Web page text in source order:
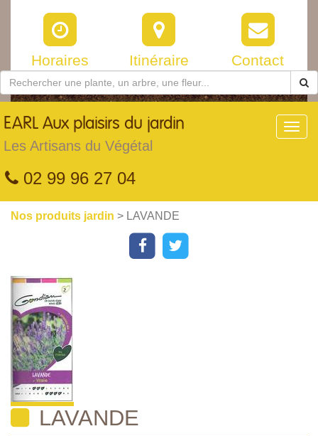
Horaires Itinéraire Contact
EARL Aux plaisirs du jardin
Les Artisans du Végétal
02 99 96 27 04
Nos produits jardin > LAVANDE
LAVANDE